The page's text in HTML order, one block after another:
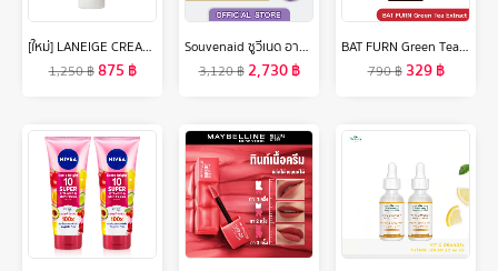
[ใหม่] LANEIGE CREAM SKIN CERAPEPTIDE REFINER 170ML ครีม สกิน ครีมบำรุงผิวหน้ารูปแบบน้ำ ช่วยเติมเต็มความชุ่มชื้น
1,250฿875 ฿
Souvenaid ซูวีเนด อาหารสำหรับผู้ที่มีอาการอัลไซเมอร์ระยะเริ่มแรก กลิ่นคาปูชิโน ยกลัง (24 ขวดx125มล.) (อาหารทางการแพทย์)
3,120฿2,730฿
BAT FURN Green Tea Extract Dietary Supplement แบท เฟิร์น กรีนที เอ็กซ์แทรค
790฿ 329฿